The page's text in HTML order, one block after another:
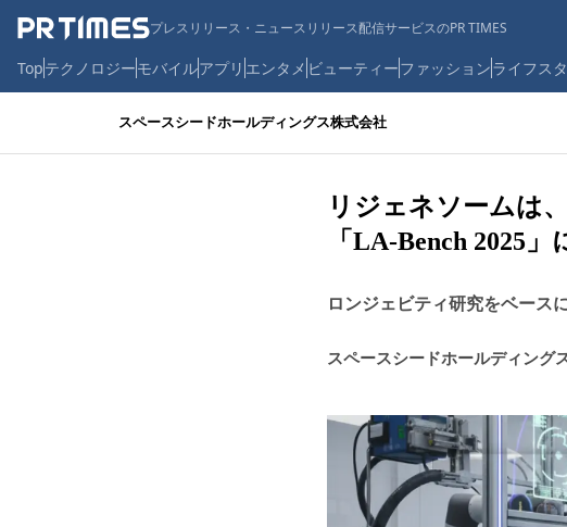
プレスリリース・ニュースリリース配信サービスのPR TIMES
Topテクノロジーモバイルアプリ エンタメ ビューティーファッションライフス
スペースシードホールディングス株式会社
リジェネソームは
「LA-Bench 2025
ロンジェビティ研究をベース
スペースシードホールディング